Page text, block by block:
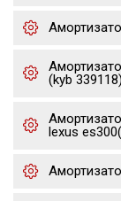
(kyb
lexus